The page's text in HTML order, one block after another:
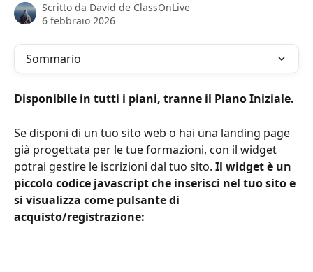
Scritto da David de ClassOnLive
6 febbraio 2026
Sommario
Disponibile in tutti i piani, tranne il Piano Iniziale.
Se disponi di un tuo sito web o hai una landing page
già progettata per le tue formazioni, con il widget
potrai gestire le iscrizioni dal tuo sito. Il widget è un
piccolo codice javascript che inserisci nel tuo sito e
si visualizza come pulsante di
acquisto/registrazione: